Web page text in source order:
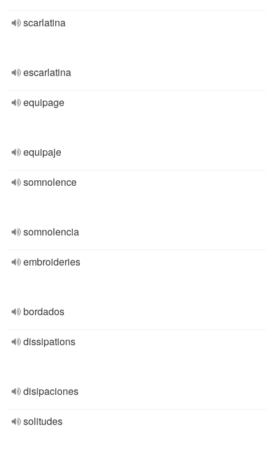
scarlatina
escarlatina
equipage
equipaje
somnolence
somnolencia
embroideries
bordados
dissipations
disipaciones
solitudes